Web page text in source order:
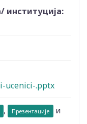
институција:
ucenici-.pptx
, Презентације и